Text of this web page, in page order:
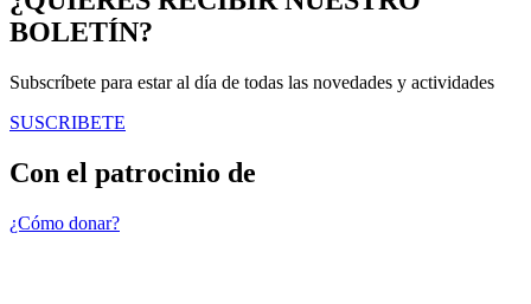
BOLETÍN?
Subscríbete para estar al día de todas las novedades y actividades
SUSCRIBETE
Con el patrocinio de
¿Cómo donar?